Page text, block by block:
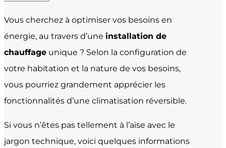
Vous cherchez à optimiser vos besoins en
énergie, au travers d’une installation de
chauffage unique ? Selon la configuration de
votre habitation et la nature de vos besoins,
vous pourriez grandement apprécier les
fonctionnalités d’une climatisation réversible.
Si vous n’êtes pas tellement à l’aise avec le
jargon technique, voici quelques informations